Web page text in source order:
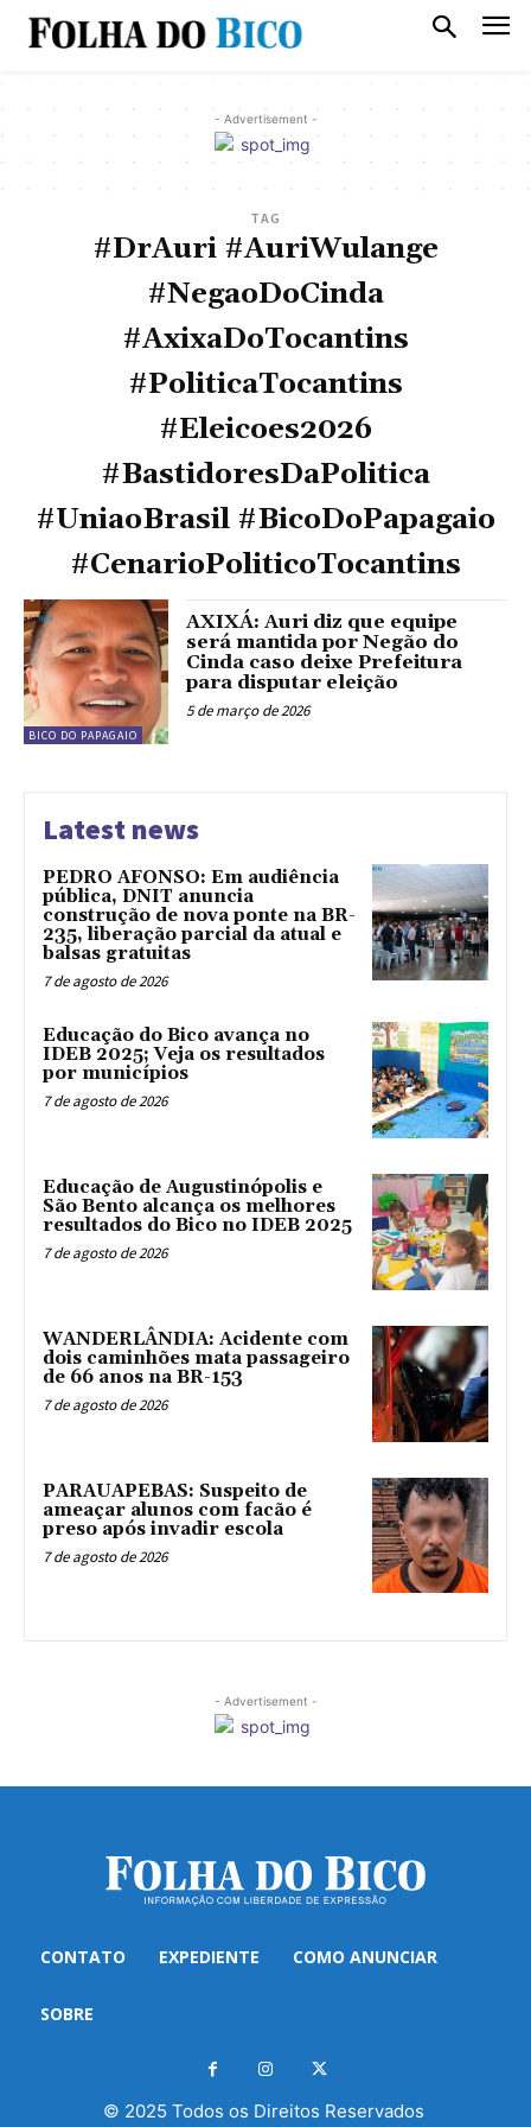
- Advertisement -
TAG
#DrAuri #AuriWulange
#NegaoDoCinda
#AxixaDoTocantins
#PoliticaTocantins
#Eleicoes2026
#BastidoresDaPolitica
#UniaoBrasil #BicoDoPapagaio
#CenarioPoliticoTocantins
BICO DO PAPAGAIO
AXIXÁ: Auri diz que equipe
será mantida por Negão do
Cinda caso deixe Prefeitura
para disputar eleição
5 de março de 2026
Latest news
PEDRO AFONSO: Em audiência
pública, DNIT anuncia
construção de nova ponte na BR-
235, liberação parcial da atual e
balsas gratuitas
7 de agosto de 2026
Educação do Bico avança no
IDEB 2025; Veja os resultados
por municípios
7 de agosto de 2026
Educação de Augustinópolis e
São Bento alcança os melhores
resultados do Bico no IDEB 2025
7 de agosto de 2026
WANDERLÂNDIA: Acidente com
dois caminhões mata passageiro
de 66 anos na BR-153
7 de agosto de 2026
PARAUAPEBAS: Suspeito de
ameaçar alunos com facão é
preso após invadir escola
7 de agosto de 2026
- Advertisement -
CONTATO EXPEDIENTE COMO ANUNCIAR
SOBRE
© 2025 Todos os Direitos Reservados